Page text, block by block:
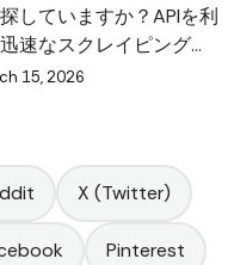
していますか？APIを利
速なスクレイピングの
るツールの違いについ
15, 2026
X (Twitter)
Pinterest